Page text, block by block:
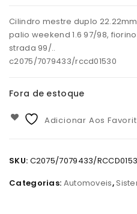
Cilindro mestre duplo
palio weekend 1.6 97/98,
strada 99/..
c2075/7079433/rccd01530
Fora de estoque
Adicionar Aos
SKU: C2075/7079433/
Categorias: Automoveis,